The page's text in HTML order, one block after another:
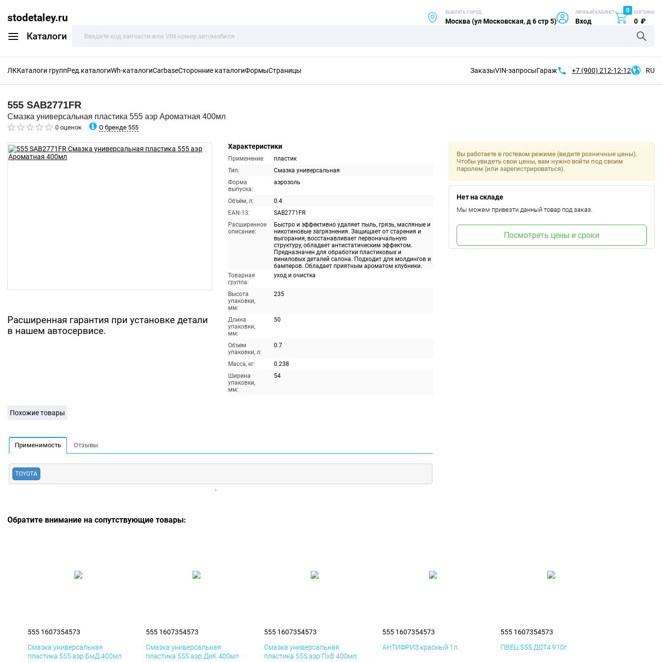
stodetaley.ru
Каталоги
ВЫБРАТЬ ГОРОД
Москва (ул Московская, д 6 стр 5)
ЛИЧНЫЙ КАБИНЕТ
Вход
0 КОРЗИНА
0 ₽
ЛККаталоги группРед.каталогиWh-каталогиCarbaseСторонние каталогиФормыСтраницы ЗаказыVIN-запросыГараж +7 (900) 212-12-12 RU
555 SAB2771FR
Смазка универсальная пластика 555 аэр Ароматная 400мл
0 оценок О бренде 555
Расширенная гарантия при установке детали
в нашем автосервисе.
Характеристики
Применение:
пластик
Тип:
Смазка универсальная
Форма
выпуска:
аэрозоль
Объём, л:
0.4
EAN-13:
SAB2771FR
Расширенное
описание:
Быстро и эффективно удаляет пыль, грязь, масляные и
никотиновые загрязнения. Защищает от старения и
выгорания, восстанавливает первоначальную
структуру, обладает антистатическим эффектом.
Предназначен для обработки пластиковых и
виниловых деталей салона. Подходит для молдингов и
бамперов. Обладает приятным ароматом клубники.
Товарная
группа:
уход и очистка
Высота
упаковки,
мм:
235
Длина
упаковки,
мм:
50
Объем
упаковки, л:
0.7
Масса, кг:
0.238
Ширина
упаковки,
мм:
54
Вы работаете в гостевом режиме (видите розничные цены).
Чтобы увидеть свои цены, вам нужно войти под своим
паролем (или зарегистрироваться).
Нет на складе
Мы можем привезти данный товар под заказ.
Посмотреть цены и сроки
Похожие товары
Применимость Отзывы
TOYOTA
Обратите внимание на сопутствующие товары:
555 1607354573
Смазка универсальная
пластика 555 аэр БмД 400мл
555 1607354573
Смазка универсальная
пластика 555 аэр ДиК 400мл
555 1607354573
Смазка универсальная
пластика 555 аэр ПхВ 400мл
555 1607354573
АНТИФРИЗ красный 1л.
555 1607354573
ПВЕЦ 555 ДОТ4 910г